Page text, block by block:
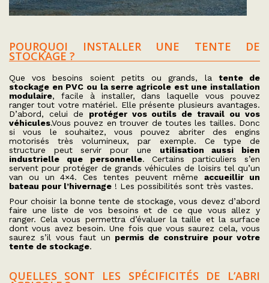
POURQUOI INSTALLER UNE TENTE DE
STOCKAGE ?
Que vos besoins soient petits ou grands, la tente de
stockage en PVC ou la serre agricole est une installation
modulaire, facile à installer, dans laquelle vous pouvez
ranger tout votre matériel. Elle présente plusieurs avantages.
D’abord, celui de protéger vos outils de travail ou vos
véhicules.Vous pouvez en trouver de toutes les tailles. Donc
si vous le souhaitez, vous pouvez abriter des engins
motorisés très volumineux, par exemple. Ce type de
structure peut servir pour une utilisation aussi bien
industrielle que personnelle. Certains particuliers s’en
servent pour protéger de grands véhicules de loisirs tel qu’un
van ou un 4×4. Ces tentes peuvent mêmeaccueillir un
bateau pour l’hivernage ! Les possibilités sont très vastes.
Pour choisir la bonne tente de stockage, vous devez d’abord
faire une liste de vos besoins et de ce que vous allez y
ranger. Cela vous permettra d’évaluer la taille et la surface
dont vous avez besoin. Une fois que vous saurez cela, vous
saurez s’il vous faut un permis de construire pour votre
tente de stockage.
QUELLES SONT LES SPÉCIFICITÉS DE L’ABRI